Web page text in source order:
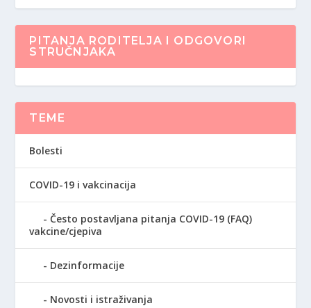
PITANJA RODITELJA I ODGOVORI
STRUČNJAKA
TEME
Bolesti
COVID-19 i vakcinacija
Često postavljana pitanja COVID-19 (FAQ)
vakcine/cjepiva
Dezinformacije
Novosti i istraživanja